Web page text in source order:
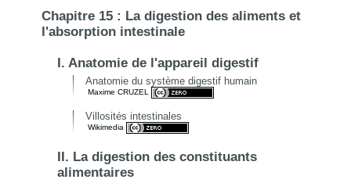
Chapitre 15 : La digestion des aliments et
l'absorption intestinale
I. Anatomie de l'appareil digestif
Anatomie du système digestif humain
Maxime CRUZEL
Villosités intestinales
Wikimedia
II. La digestion des constituants
alimentaires